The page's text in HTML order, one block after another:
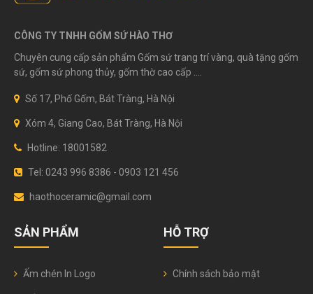
CÔNG TY TNHH GỐM SỨ HÀO THƠ
Chuyên cung cấp sản phẩm Gốm sứ trang trí vàng, quà tặng gốm
sứ, gốm sứ phong thủy, gốm thờ cao cấp ....
Số 17, Phố Gốm, Bát Tràng, Hà Nội
Xóm 4, Giang Cao, Bát Tràng, Hà Nội
Hotline: 18001582
Tel: 0243 996 8386 - 0903 121 456
haothoceramic@gmail.com
SẢN PHẨM
Ấm chén In Logo
HỖ TRỢ
Chính sách bảo mật